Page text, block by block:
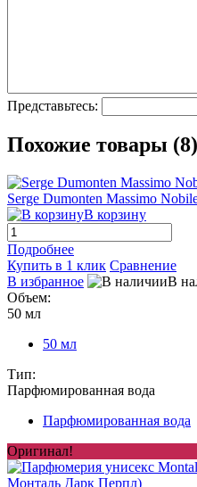
Представьтесь:
Похожие товары (8)
Serge Dumonten Massimo
В корзину
Подробнее
Купить в 1 клик Сравнение
В избранное
В
Объем:
50 мл
50 мл
Тип:
Парфюмированная вода
Парфюмированная вода
Оригинал!